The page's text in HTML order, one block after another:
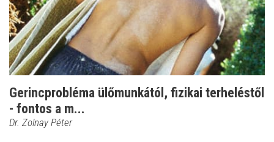
Gerincprobléma ülőmunkától, fizikai terheléstől
- fontos a m...
Dr. Zolnay Péter